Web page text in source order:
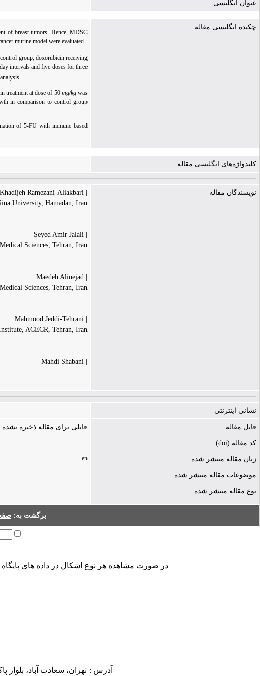
عنوان انگلیسی
چکیده انگلیسی مقاله
of breast tumors. Hence, MDSC
murine model were evaluated.
group, doxorubicin receiving
intervals and five doses for three
treatment at dose of 50 mg/kgwas
in comparison to control group
of 5-FU with immune based
کلیدواژه‌های انگلیسی مقاله
نویسندگان مقاله
University, Hamadan, Iran
Sciences, Tehran, Iran
Sciences, Tehran, Iran
ACECR, Tehran, Iran
نشانی اینترنتی
فایل مقاله فایلی برای مقاله ذخیره
کد مقاله (doi)
زبان مقاله منتشر شده en
موضوعات مقاله منتشر شده
نوع مقاله منتشر شده
برگشت به:
در صورت مشاهده هر نوع اشکال در داده های پایگاه
آدرس : تهران، سعادت آباد، بلوار پاکنژاد